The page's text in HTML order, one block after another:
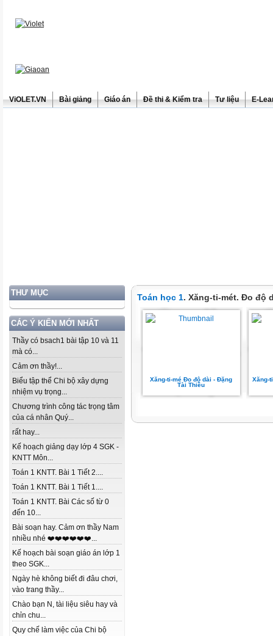
ViOLET.VN Bài giảng Giáo án Đề thi & Kiểm tra Tư liệu E-
THƯ MỤC
CÁC Ý KIẾN MỚI NHẤT
Thầy có bsach1 bài tập 10 và 11
mà có...
Cảm ơn thầy!...
Biểu tập thể Chi bộ xây dựng
nhiệm vụ trọng...
Chương trình công tác trọng tâm
của cá nhân Quý...
rất hay...
Kế hoạch giảng dạy lớp 4 SGK -
KNTT Môn...
Toán 1 KNTT. Bài 1 Tiết 2....
Toán 1 KNTT. Bài 1 Tiết 1....
Toán 1 KNTT. Bài Các số từ 0
đến 10...
Bài soạn hay. Cảm ơn thầy Nam
nhiều nhé ❤️❤️❤️❤️❤️❤️...
Kế hoạch bài soạn giáo án lớp 1
theo SGK...
Ngày hè không biết đi đâu chơi,
vào trang thầy...
Chào bạn N, tài liệu siêu hay và
chỉn chu...
Quy chế làm việc của Chi bộ
Toán học 1. Xăng-ti-mét. Đo độ
Xăng-ti-mé Đo độ dài - Đặng
Tài Thiều
Xăng-